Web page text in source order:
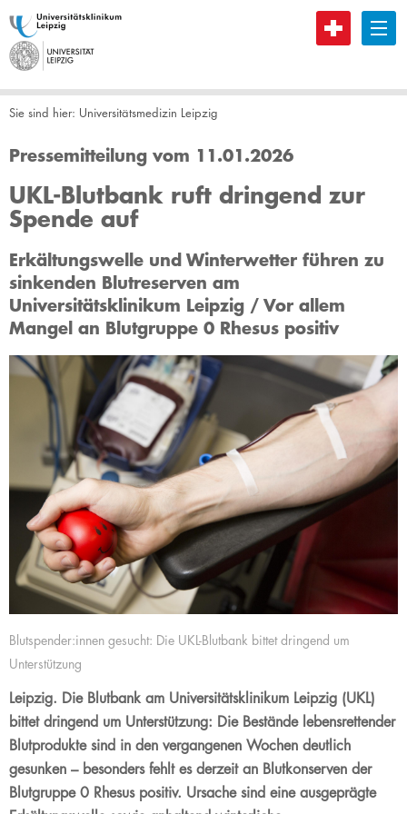
B
Sie sind hier: Universitätsmedizin Leipzig
Pressemitteilung vom 11.01.2026
UKL-Blutbank ruft dringend zur
Spende auf
Erkältungswelle und Winterwetter führen zu
sinkenden Blutreserven am
Universitätsklinikum Leipzig / Vor allem
Mangel an Blutgruppe 0 Rhesus positiv
Blutspender:innen gesucht: Die UKL-Blutbank bittet dringend um
Unterstützung
Leipzig. Die Blutbank am Universitätsklinikum Leipzig (UKL)
bittet dringend um Unterstützung: Die Bestände lebensrettender
Blutprodukte sind in den vergangenen Wochen deutlich
gesunken – besonders fehlt es derzeit an Blutkonserven der
Blutgruppe 0 Rhesus positiv. Ursache sind eine ausgeprägte